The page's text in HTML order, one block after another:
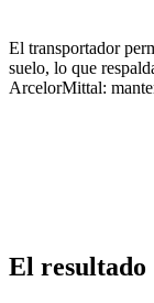
El transportador
suelo, lo que
ArcelorMittal:
El resultado